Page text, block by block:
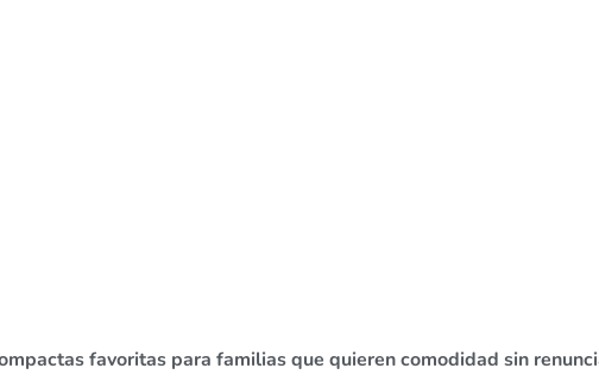
favoritas para familias que quieren comodidad sin